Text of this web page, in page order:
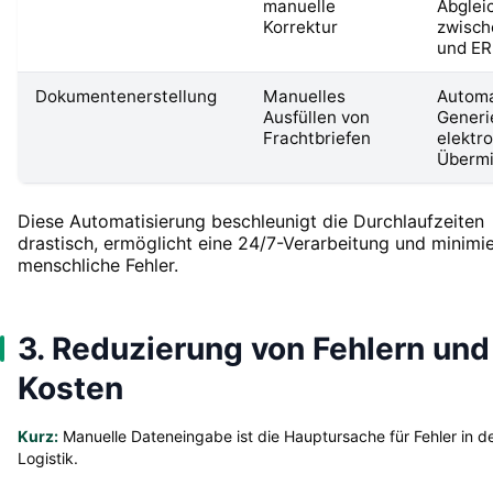
manuelle
Korrektur
und
Dokumentenerstellung
Manuelles
Ausfüllen von
Frachtbriefen
Diese Automatisierung beschleunigt die Durchlaufzeiten
drastisch, ermöglicht eine 24/7-Verarbeitung und
menschliche Fehler.
3. Reduzierung von Fehlern und
Kosten
Kurz: Manuelle Dateneingabe ist die Hauptursache für Fehler in
Logistik.